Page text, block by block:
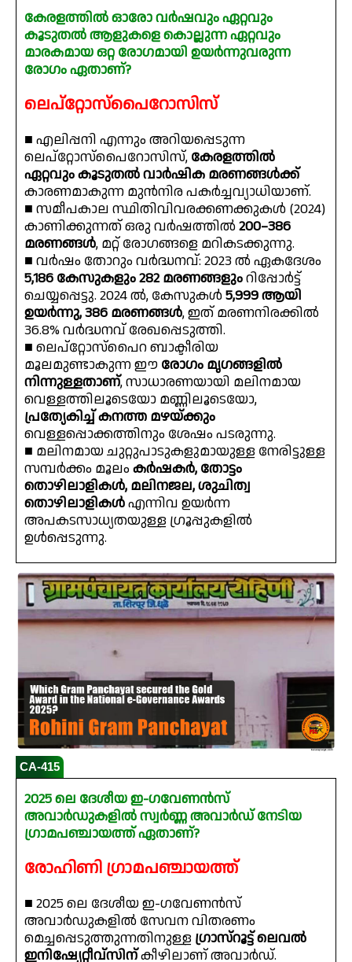
കേരളത്തിൽ ഓരോ വർഷവും ഏറ്റവും
കൂടുതൽ ആളുകളെ കൊല്ലുന്ന ഏറ്റവും
മാരകമായ ഒറ്റ രോഗമായി ഉയർന്നുവരുന്ന
രോഗം ഏതാണ്?
ലെപ്റ്റോസ്പൈറോസിസ്
■ എലിപ്പനി എന്നും അറിയപ്പെടുന്ന
ലെപ്റ്റോസ്പൈറോസിസ്, കേരളത്തിൽ
ഏറ്റവും കൂടുതൽ വാർഷിക മരണങ്ങൾക്ക്
കാരണമാകുന്ന മുൻനിര പകർച്ചവ്യാധിയാണ്.
■ സമീപകാല സ്ഥിതിവിവരക്കണക്കുകൾ (2024)
കാണിക്കുന്നത് ഒരു വർഷത്തിൽ 200–386
മരണങ്ങൾ, മറ്റ് രോഗങ്ങളെ മറികടക്കുന്നു.
■ വർഷം തോറും വർദ്ധനവ്: 2023 ൽ ഏകദേശം
5,186 കേസുകളും 282 മരണങ്ങളുംറിപ്പോർട്ട്
ചെയ്യപ്പെട്ടു. 2024 ൽ, കേസുകൾ5,999 ആയി
ഉയർന്നു, 386 മരണങ്ങൾ, ഇത് മരണനിരക്കിൽ
36.8% വർദ്ധനവ് രേഖപ്പെടുത്തി.
■ ലെപ്റ്റോസ്പൈറ ബാക്ടീരിയ
മൂലമുണ്ടാകുന്ന ഈ രോഗം മൃഗങ്ങളിൽ
നിന്നുള്ളതാണ്, സാധാരണയായി മലിനമായ
വെള്ളത്തിലൂടെയോ മണ്ണിലൂടെയോ,
പ്രത്യേകിച്ച് കനത്ത മഴയ്ക്കും
വെള്ളപ്പൊക്കത്തിനും ശേഷം പടരുന്നു.
■ മലിനമായ ചുറ്റുപാടുകളുമായുള്ള നേരിട്ടുള്ള
സമ്പർക്കം മൂലം കർഷകർ, തോട്ടം
തൊഴിലാളികൾ, മലിനജല, ശുചിത്വ
തൊഴിലാളികൾഎന്നിവ ഉയർന്ന
അപകടസാധ്യതയുള്ള ഗ്രൂപ്പുകളിൽ
ഉൾപ്പെടുന്നു.
CA-415
2025 ലെ ദേശീയ ഇ-ഗവേണൻസ്
അവാർഡുകളിൽ സ്വർണ്ണ അവാർഡ് നേടിയ
ഗ്രാമപഞ്ചായത്ത് ഏതാണ്?
രോഹിണി ഗ്രാമപഞ്ചായത്ത്
■ 2025 ലെ ദേശീയ ഇ-ഗവേണൻസ്
അവാർഡുകളിൽ സേവന വിതരണം
മെച്ചപ്പെടുത്തുന്നതിനുള്ള ഗ്രാസ്റൂട്ട് ലെവൽ
ഇനിഷ്യേറ്റീവ്സിന്കീഴിലാണ് അവാർഡ്.